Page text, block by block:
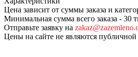
Цена зависит от суммы заказа и
Минимальная сумма всего заказа - 30
Отправьте заявку на
Цены на сайте не являются публичной